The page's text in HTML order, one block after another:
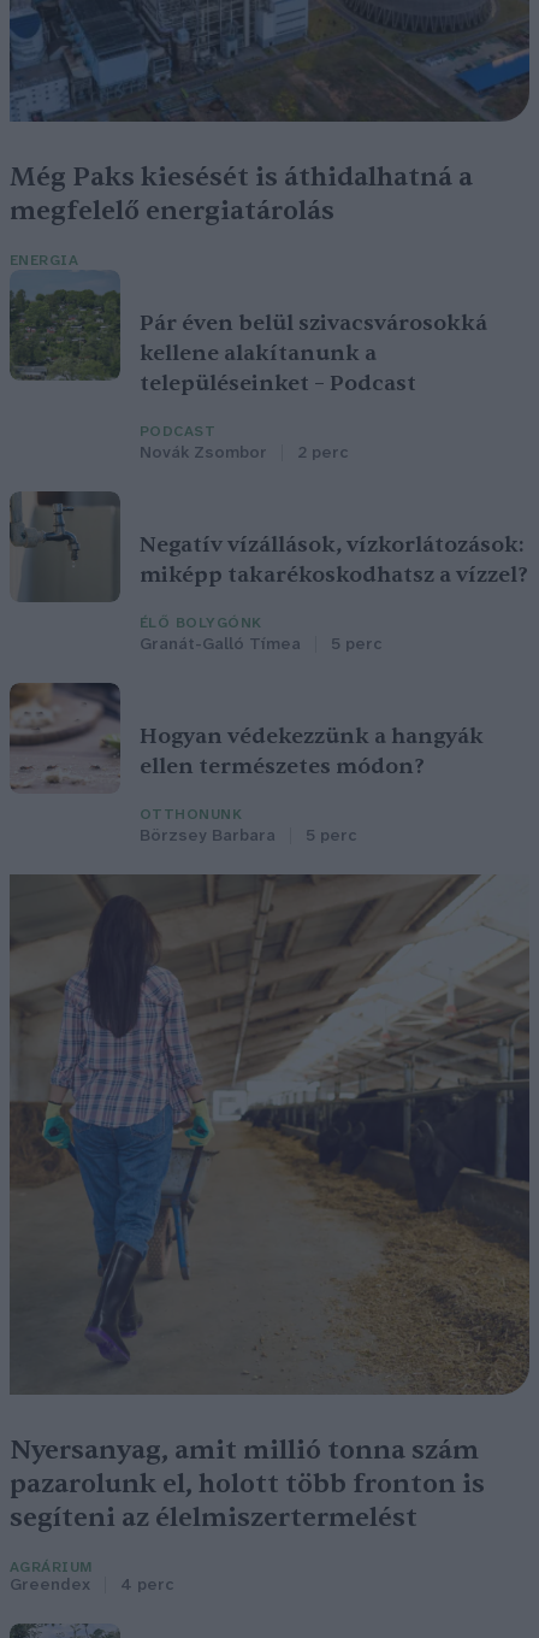
Még Paks kiesését is áthidalhatná a
megfelelő energiatárolás
ENERGIA
Pár éven belül szivacsvárosokká
kellene alakítanunk a
településeinket – Podcast
PODCAST
Novák Zsombor 2 perc
Negatív vízállások, vízkorlátozások:
miképp takarékoskodhatsz a vízzel?
ÉLŐ BOLYGÓNK
Granát-Galló Tímea 5 perc
Hogyan védekezzünk a hangyák
ellen természetes módon?
OTTHONUNK
Börzsey Barbara 5 perc
Nyersanyag, amit millió tonna szám
pazarolunk el, holott több fronton is
segíteni az élelmiszertermelést
AGRÁRIUM
Greendex 4 perc